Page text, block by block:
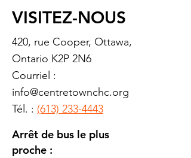
VISITEZ-NOUS
420, rue Cooper, Ottawa,
Ontario K2P 2N6
Courriel :
info@centretownchc.org
Tél. : (613) 233-4443
Arrêt de bus le plus
proche :